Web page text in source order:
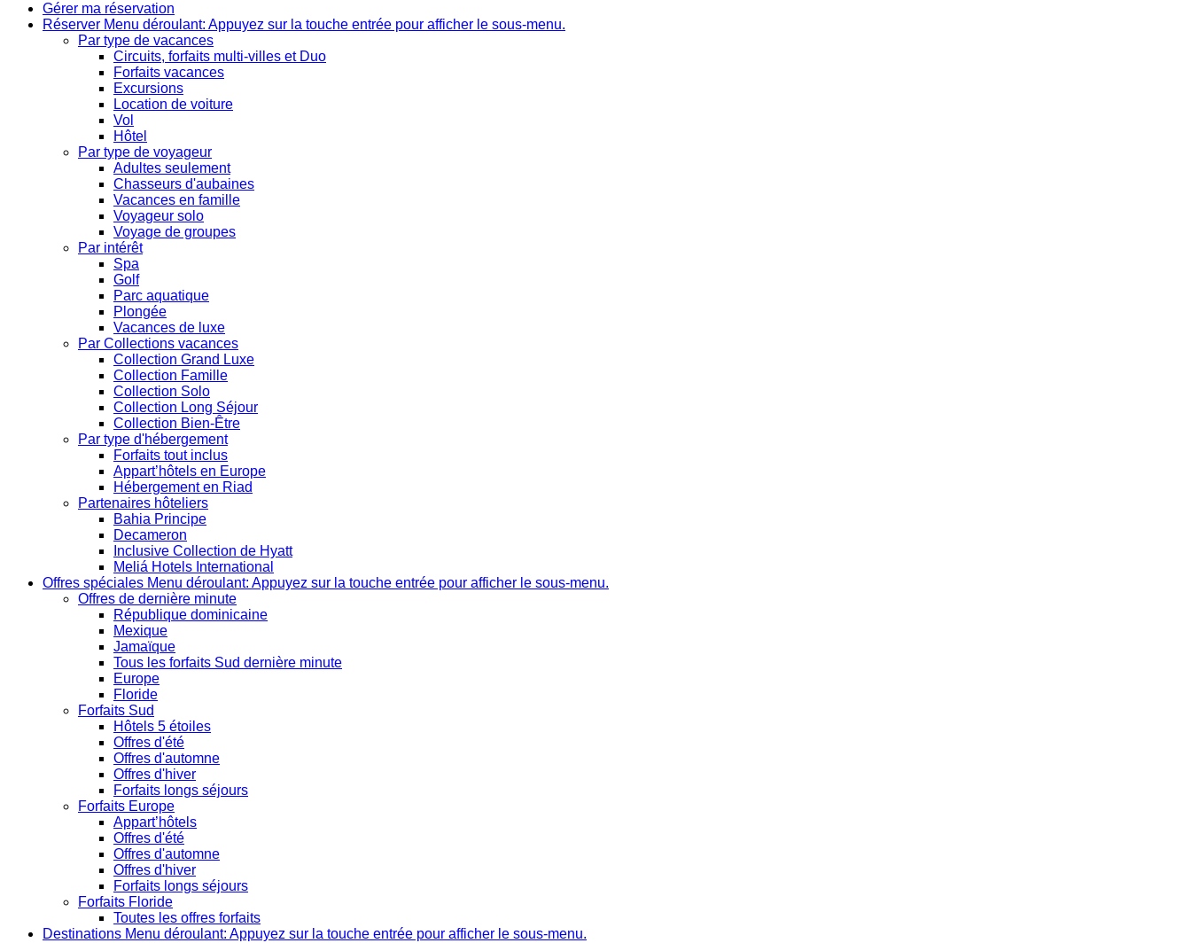
Gérer ma réservation
Réserver Menu déroulant: Appuyez sur la touche entrée pour afficher le sous-menu.
Par type de vacances
Circuits, forfaits multi-villes et Duo
Forfaits vacances
Excursions
Location de voiture
Vol
Hôtel
Par type de voyageur
Adultes seulement
Chasseurs d'aubaines
Vacances en famille
Voyageur solo
Voyage de groupes
Par intérêt
Spa
Golf
Parc aquatique
Plongée
Vacances de luxe
Par Collections vacances
Collection Grand Luxe
Collection Famille
Collection Solo
Collection Long Séjour
Collection Bien-Être
Par type d'hébergement
Forfaits tout inclus
Appart’hôtels en Europe
Hébergement en Riad
Partenaires hôteliers
Bahia Principe
Decameron
Inclusive Collection de Hyatt
Meliá Hotels International
Offres spéciales Menu déroulant: Appuyez sur la touche entrée pour afficher le sous-menu.
Offres de dernière minute
République dominicaine
Mexique
Jamaïque
Tous les forfaits Sud dernière minute
Europe
Floride
Forfaits Sud
Hôtels 5 étoiles
Offres d'été
Offres d'automne
Offres d'hiver
Forfaits longs séjours
Forfaits Europe
Appart’hôtels
Offres d'été
Offres d'automne
Offres d'hiver
Forfaits longs séjours
Forfaits Floride
Toutes les offres forfaits
Destinations Menu déroulant: Appuyez sur la touche entrée pour afficher le sous-menu.